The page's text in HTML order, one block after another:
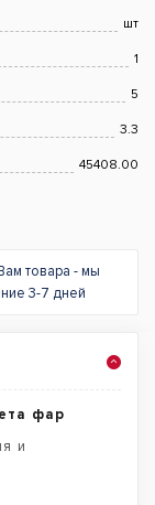
шт
1
5
3.3
45408.00
товара - мы
3-7 дней
фар
и